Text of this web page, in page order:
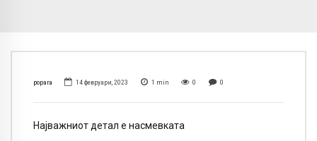
popara 14 февруари, 2023 1 min 0 0
Најважниот детал е насмевката